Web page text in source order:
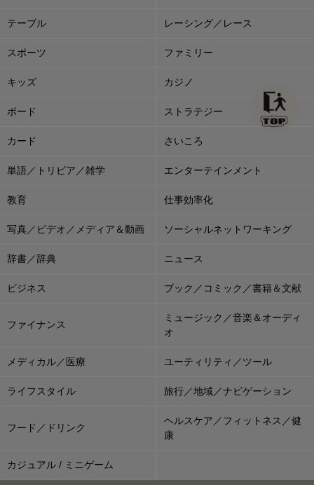
テーブル レーシング／レース
スポーツ ファミリー
キッズ カジノ
ボード ストラテジー
カード さいころ
単語／トリビア／雑学 エンターテインメント
教育 仕事効率化
写真／ビデオ／メディア＆動画 ソーシャルネットワーキング
辞書／辞典 ニュース
ビジネス ブック／コミック／書籍＆文献
ファイナンス
ミュージック／音楽＆オーディ
オ
メディカル／医療 ユーティリティ／ツール
ライフスタイル 旅行／地域／ナビゲーション
フード／ドリンク
ヘルスケア／フィットネス／健
康
カジュアル / ミニゲーム